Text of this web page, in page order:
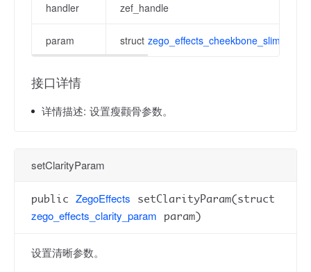
handler zef_handle
param struct
接口详情
详情描述: 设置瘦颧骨参数。
setClarityParam
public ZegoEffects setClarityParam(struct
zego_effects_clarity_param param)
设置清晰参数。